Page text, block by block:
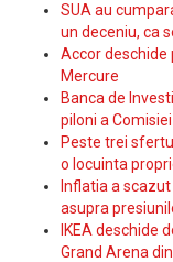
SUA au
un deceniu, ca
Accor deschide
Mercure
Banca de
piloni a
Peste trei
o locuinta
Inflatia a
asupra
IKEA deschide
Grand Arena